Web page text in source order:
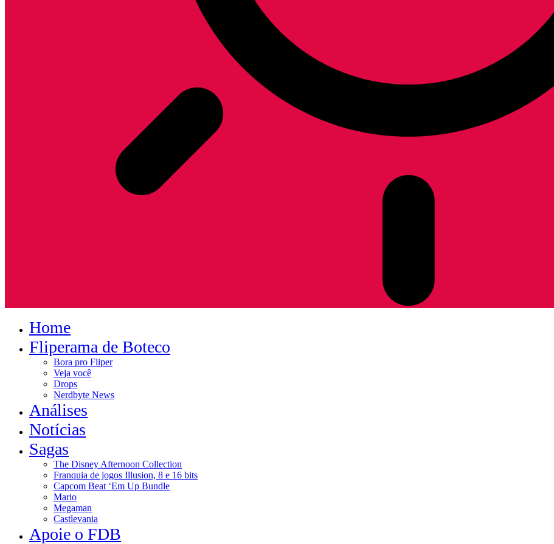
Home
Fliperama de Boteco
Bora pro Fliper
Veja você
Drops
Nerdbyte News
Análises
Notícias
Sagas
The Disney Afternoon Collection
Franquia de jogos Illusion, 8 e 16 bits
Capcom Beat ‘Em Up Bundle
Mario
Megaman
Castlevania
Apoie o FDB